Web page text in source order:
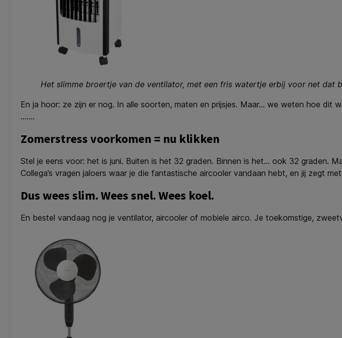
Het slimme broertje van de ventilator, met een fris watertje erbij voor net dat
En ja hoor: ze zijn er nog. In alle soorten, maten en prijsjes. Maar… we weten hoe
…….
Zomerstress voorkomen = nu klikken
Stel je eens voor: het is juni. Buiten is het 32 graden. Binnen is het… ook 32 graden.
Collega’s vragen jaloers waar je die fantastische aircooler vandaan hebt, en jij zegt
Dus wees slim. Wees snel. Wees koel.
En bestel vandaag nog je ventilator, aircooler of mobiele airco. Je toekomstige,